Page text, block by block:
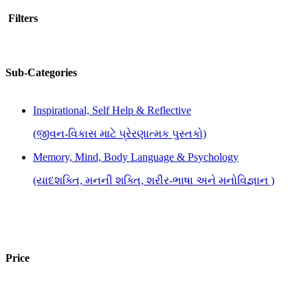
Filters
Sub-Categories
Inspirational, Self Help & Reflective
(જીવન-વિકાસ માટે પ્રેરણાત્મક પુસ્તકો)
Memory, Mind, Body Language & Psychology
(યાદશક્તિ, મનની શક્તિ, શરીર-ભાષા અને મનોવિજ્ઞાન )
Price